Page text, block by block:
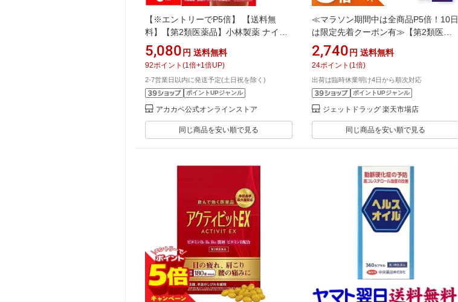
【※エントリーでP5倍】 【送料無
料】【第2類医薬品】小林製薬 ナイシ
トールZa 315錠 (21日分) おなかの脂
肪を落とす ナイシトール 皮下脂肪 肥
満 便秘【 ゆうパケットパフ】
5,080 円 送料無料
92ポイント (1 倍+1 倍UP)
2-7営業日以内に発送予定(土日祝を除く)
ポイントUPジャンル
アカカベ公式オンラインストア
同じ商品を安い順で見る
≪マラソン期間中は全商品P5倍！10日
は限定先着クーポン有≫【第2類医薬
品】新・ロート防風通聖散錠T 224錠
※セルフメディケーション税制対象
2,740 円 送料無料
24ポイント (1 倍)
出荷は臨時休業明け4日から順次対応
ポイントUPジャンル
ジェットドラッグ 楽天市場店
同じ商品を安い順で見る